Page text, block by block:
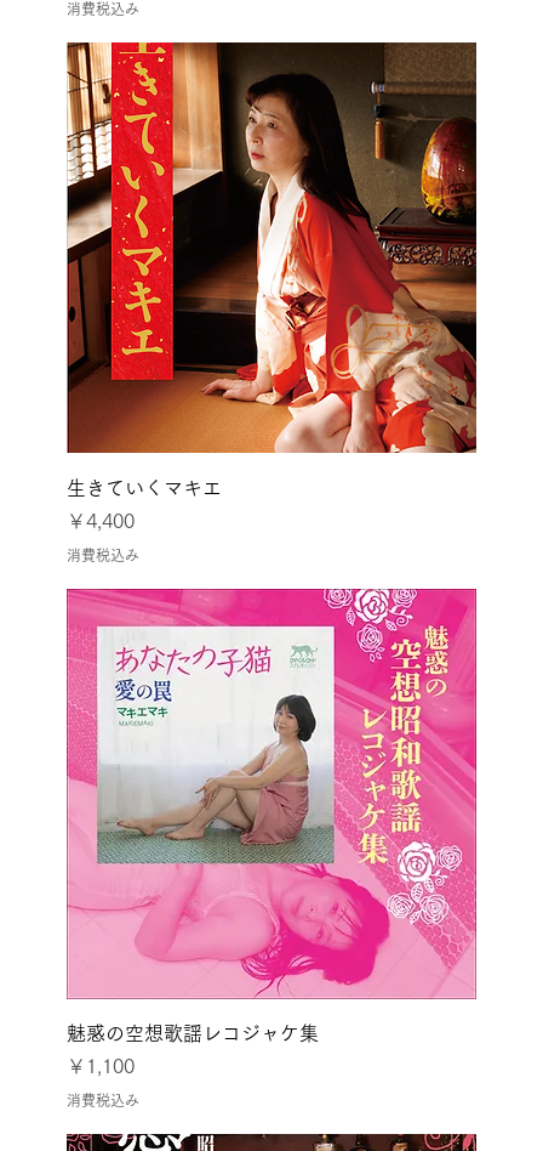
消費税込み
生きていくマキエ
価格
￥4,400
消費税込み
魅惑の空想歌謡レコジャケ集
価格
￥1,100
消費税込み